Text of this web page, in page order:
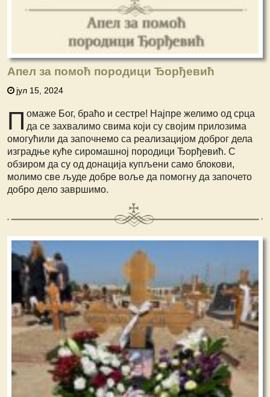
Апел за помоћ породици Ђорђевић
јул 15, 2024
П омаже Бог, браћо и сестре! Најпре желимо од срца
да се захвалимо свима који су својим прилозима
омогућили да започнемо са реализацијом доброг дела
изградње куће сиромашној породици Ђорђевић. С
обзиром да су од донација купљени само блокови,
молимо све људе добре воље да помогну да започето
добро дело завршимо.